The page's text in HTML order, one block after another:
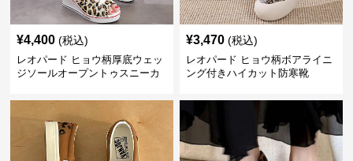
¥4,400 (税込)
レオパード ヒョウ柄厚底ウェッ
ジソールオープントゥスニーカ
¥3,470 (税込)
レオパード ヒョウ柄ボアライニ
ング付きハイカット防寒靴